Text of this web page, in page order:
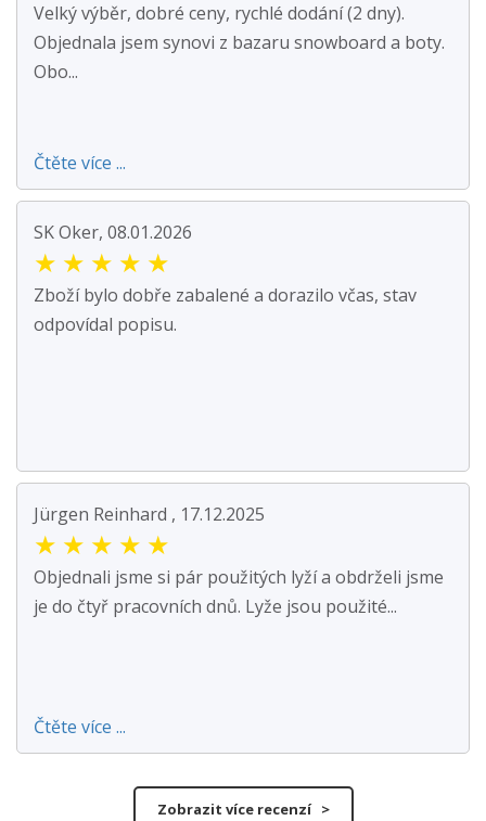
Velký výběr, dobré ceny, rychlé dodání (2 dny).
Objednala jsem synovi z bazaru snowboard a boty.
Obo...
Čtěte více ...
SK Oker, 08.01.2026
★ ★ ★ ★ ★
Zboží bylo dobře zabalené a dorazilo včas, stav
odpovídal popisu.
Jürgen Reinhard , 17.12.2025
★ ★ ★ ★ ★
Objednali jsme si pár použitých lyží a obdrželi jsme
je do čtyř pracovních dnů. Lyže jsou použité...
Čtěte více ...
Zobrazit více recenzí >